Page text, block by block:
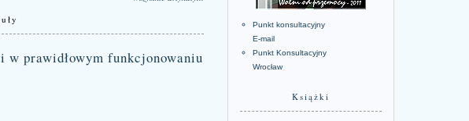
prawidłowym funkcjonowaniu
Punkt konsultacyjny
E-mail
Punkt Konsultacyjny
Wrocław
Książki